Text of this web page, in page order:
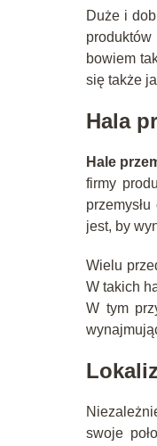
Duże i
bowiem
się także
Hala
Hale
firmy
jest, by
Wielu
W takich
W tym
swoje